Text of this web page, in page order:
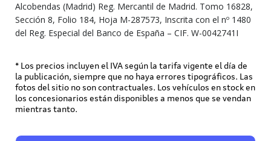
Alcobendas (Madrid) Reg. Mercantil de Madrid. Tomo 16828,
Sección 8, Folio 184, Hoja M-287573, Inscrita con el nº 1480
del Reg. Especial del Banco de España – CIF. W-0042741I
* Los precios incluyen el IVA según la tarifa vigente el día de
la publicación, siempre que no haya errores tipográficos. Las
fotos del sitio no son contractuales. Los vehículos en stock en
los concesionarios están disponibles a menos que se vendan
mientras tanto.